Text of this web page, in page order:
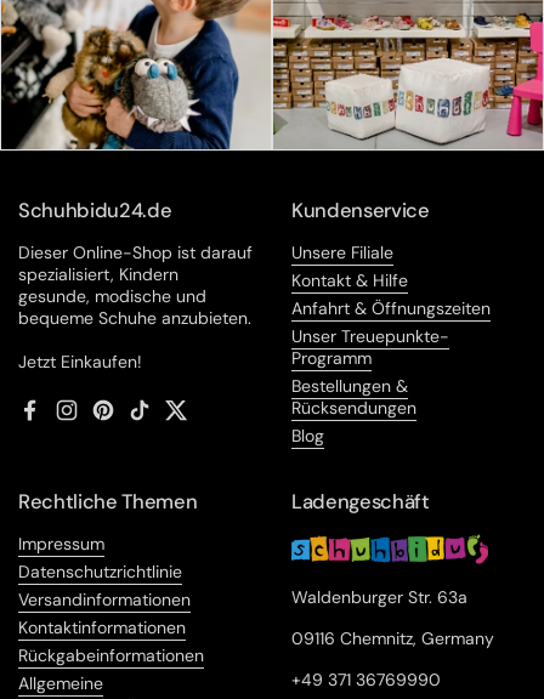
Schuhbidu24.de
Dieser Online-Shop ist darauf
spezialisiert, Kindern
gesunde, modische und
bequeme Schuhe anzubieten.
Jetzt Einkaufen!
FacebookInstagram
Pinterest
TikTokTwitter
Kundenservice
Unsere Filiale
Kontakt & Hilfe
Anfahrt & Öffnungszeiten
Unser Treuepunkte-
Programm
Bestellungen &
Rücksendungen
Blog
Rechtliche Themen
Impressum
Datenschutzrichtlinie
Versandinformationen
Kontaktinformationen
Rückgabeinformationen
Allgemeine
Ladengeschäft
Waldenburger Str. 63a
09116 Chemnitz, Germany
+49 371 36769990